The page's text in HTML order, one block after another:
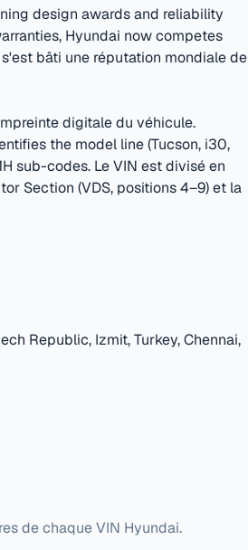
design awards and reliability
Hyundai now competes
bâti une réputation mondiale de
digitale du véhicule.
the model line (Tucson, i30,
sub-codes. Le VIN est divisé en
Section (VDS, positions 4–9) et la
Republic, Izmit, Turkey, Chennai,
de chaque VIN Hyundai.